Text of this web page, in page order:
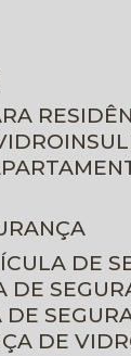
DE
DE
DE
DE